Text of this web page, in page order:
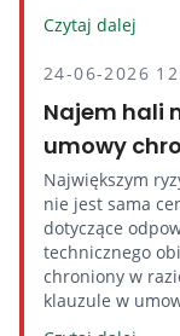
Czytaj dalej
24-06-2026
Najem hali
umowy
Największym
nie jest sama
dotyczące
technicznego
chroniony w
klauzule w